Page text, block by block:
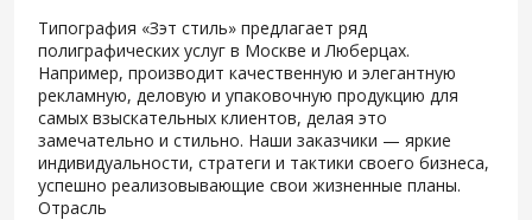
Типография «Зэт cтиль» предлагает ряд
полиграфических услуг в Москве и Люберцах.
Например, производит качественную и элегантную
рекламную, деловую и упаковочную продукцию для
самых взыскательных клиентов, делая это
замечательно и стильно. Наши заказчики — яркие
индивидуальности, стратеги и тактики своего бизнеса,
успешно реализовывающие свои жизненные планы.
Отрасль